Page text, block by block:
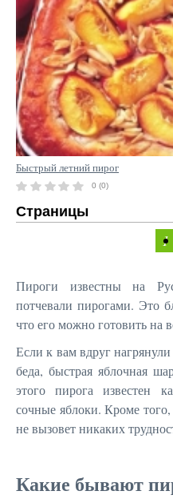
Быстрый летний пирог
0 (0)
Страницы
1
Пироги известны на
потчевали пирогами. Это
что его можно готовить на
Если к вам вдруг
беда, быстрая яблочная
этого пирога известен
сочные яблоки. Кроме
не вызовет никаких
Какие бывают